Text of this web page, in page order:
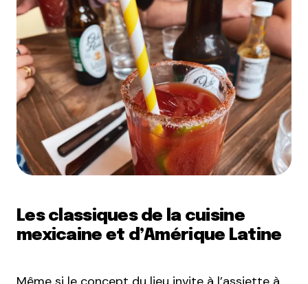
Les classiques de la cuisine
mexicaine et d’Amérique Latine